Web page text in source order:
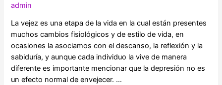
admin
La vejez es una etapa de la vida en la cual están presentes
muchos cambios fisiológicos y de estilo de vida, en
ocasiones la asociamos con el descanso, la reflexión y la
sabiduría, y aunque cada individuo la vive de manera
diferente es importante mencionar que la depresión no es
un efecto normal de envejecer. …